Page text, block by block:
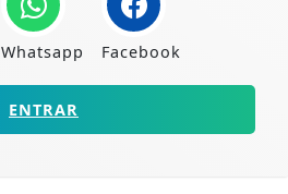
Whatsapp Facebook
ENTRAR